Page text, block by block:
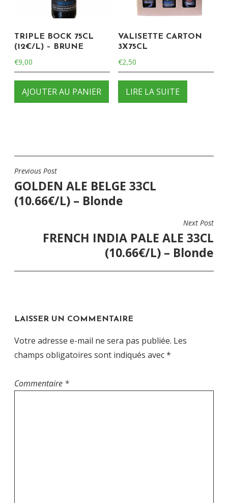
TRIPLE BOCK 75CL
(12€/L) – BRUNE
€9,00
AJOUTER AU PANIER
VALISETTE CARTON
3X75CL
€2,50
LIRE LA SUITE
NAVIGATION
DE
L’ARTICLE
Previous Post
GOLDEN ALE BELGE 33CL
(10.66€/L) – Blonde
Next Post
FRENCH INDIA PALE ALE 33CL
(10.66€/L) – Blonde
LAISSER UN COMMENTAIRE
Votre adresse e-mail ne sera pas publiée. Les
champs obligatoires sont indiqués avec*
Commentaire *